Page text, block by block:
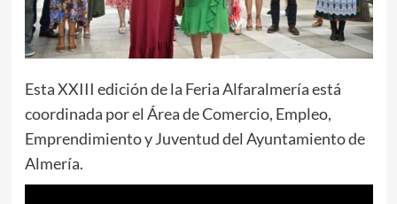
Esta XXIII edición de la Feria Alfaralmería está
coordinada por el Área de Comercio, Empleo,
Emprendimiento y Juventud del Ayuntamiento de
Almería.